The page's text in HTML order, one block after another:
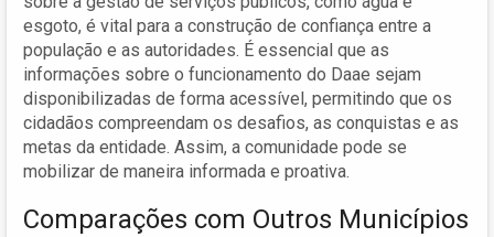
esgoto, é vital para a construção de confiança entre a
população e as autoridades. É essencial que as
informações sobre o funcionamento do Daae sejam
disponibilizadas de forma acessível, permitindo que os
cidadãos compreendam os desafios, as conquistas e as
metas da entidade. Assim, a comunidade pode se
mobilizar de maneira informada e proativa.
Comparações com Outros Municípios